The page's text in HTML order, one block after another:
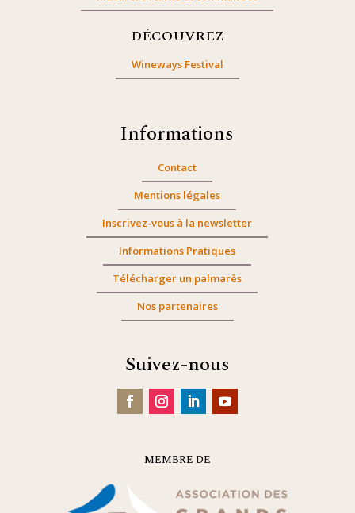
DÉCOUVREZ
Wineways Festival
Informations
Contact
Mentions légales
Inscrivez-vous à la newsletter
Informations Pratiques
Télécharger un palmarès
Nos partenaires
Suivez-nous
MEMBRE DE